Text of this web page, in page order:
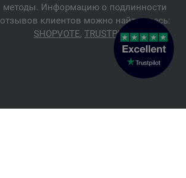
методы. Информацию о подлинности
отзывов клиентов можно найти здесь:
SHOPVOTE, TRUSTPILOT